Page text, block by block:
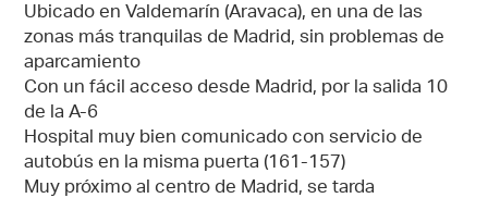
Ubicado en Valdemarín (Aravaca), en una de las
zonas más tranquilas de Madrid, sin problemas de
aparcamiento
Con un fácil acceso desde Madrid, por la salida 10
de la A-6
Hospital muy bien comunicado con servicio de
autobús en la misma puerta (161-157)
Muy próximo al centro de Madrid, se tarda